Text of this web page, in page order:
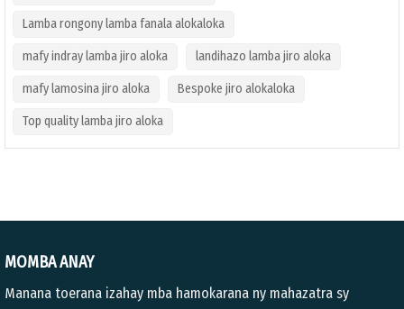
Lamba rongony lamba fanala alokaloka
mafy indray lamba jiro aloka landihazo lamba jiro aloka
mafy lamosina jiro aloka Bespoke jiro alokaloka
Top quality lamba jiro aloka
MOMBA ANAY
Manana toerana izahay mba hamokarana ny mahazatra sy